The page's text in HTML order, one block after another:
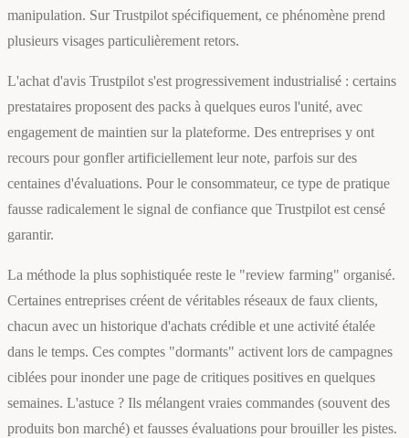
manipulation. Sur Trustpilot spécifiquement, ce phénomène prend
plusieurs visages particulièrement retors.
L'achat d'avis Trustpilot s'est progressivement industrialisé : certains
prestataires proposent des packs à quelques euros l'unité, avec
engagement de maintien sur la plateforme. Des entreprises y ont
recours pour gonfler artificiellement leur note, parfois sur des
centaines d'évaluations. Pour le consommateur, ce type de pratique
fausse radicalement le signal de confiance que Trustpilot est censé
garantir.
La méthode la plus sophistiquée reste le "review farming" organisé.
Certaines entreprises créent de véritables réseaux de faux clients,
chacun avec un historique d'achats crédible et une activité étalée
dans le temps. Ces comptes "dormants" activent lors de campagnes
ciblées pour inonder une page de critiques positives en quelques
semaines. L'astuce ? Ils mélangent vraies commandes (souvent des
produits bon marché) et fausses évaluations pour brouiller les pistes.